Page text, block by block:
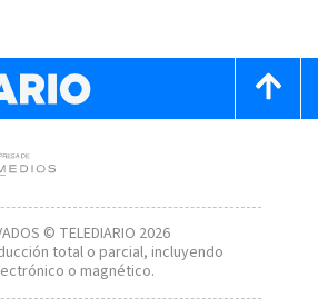
© TELEDIARIO 2026
total o parcial, incluyendo
o magnético.